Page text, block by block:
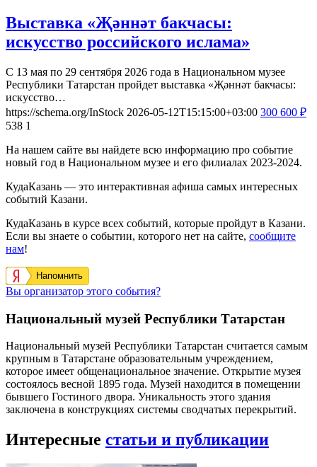
Выставка «Җәннәт бакчасы:
искусство российского ислама»
С 13 мая по 29 сентября 2026 года в Национальном музее
Республики Татарстан пройдет выставка «Җәннәт бакчасы:
искусство…
https://schema.org/InStock 2026-05-12T15:15:00+03:00 300 600 ₽
538 1
На нашем сайте вы найдете всю информацию про событие
новый год в Национальном музее и его филиалах 2023-2024.
КудаКазань — это интерактивная афиша самых интересных
событий Казани.
КудаКазань в курсе всех событий, которые пройдут в Казани.
Если вы знаете о событии, которого нет на сайте, сообщите
нам!
Напомнить
Вы организатор этого события?
Национальный музей Республики Татарстан
Национальный музей Республики Татарстан считается самым
крупным в Татарстане образовательным учреждением,
которое имеет общенациональное значение. Открытие музея
состоялось весной 1895 года. Музей находится в помещении
бывшего Гостиного двора. Уникальность этого здания
заключена в конструкциях системы сводчатых перекрытий.
Интересные статьи и публикации